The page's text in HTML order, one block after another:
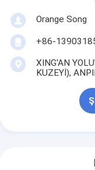
Orange Song
+86-
XING'AN
KUZEYİ),